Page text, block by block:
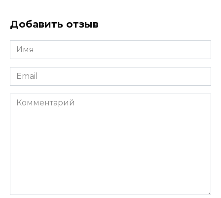
Добавить отзыв
Имя
*
Email
*
Комментарий